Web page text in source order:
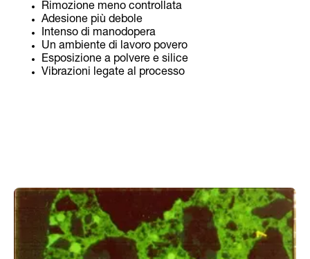
Rimozione meno controllata
Adesione più debole
Intenso di manodopera
Un ambiente di lavoro povero
Esposizione a polvere e silice
Vibrazioni legate al processo